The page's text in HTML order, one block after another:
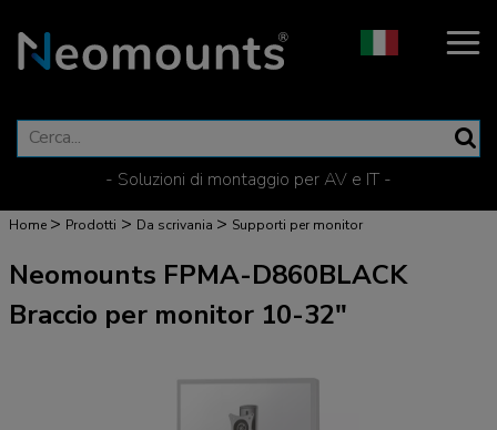
- Soluzioni di montaggio per AV e IT -
Home > Prodotti > Da scrivania > Supporti per monitor
Neomounts FPMA-D860BLACK
Braccio per monitor 10-32"